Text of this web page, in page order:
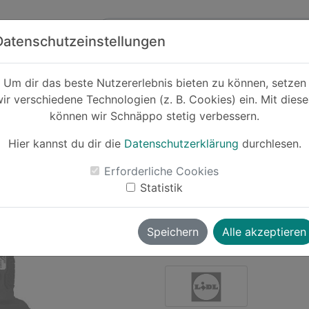
Um dir das beste Nutzererlebnis bieten zu können, setzen
verschiedene Technologien (z. B. Cookies) ein. Mit
können wir Schnäppo stetig verbessern.
Hier kannst du dir die Datenschutzerklärung durchlesen.
Erforderliche Cookies
Statistik
Speichern Alle akzeptieren
Cashback
-14%
PARKSIDE®
»PBSA 20-Li